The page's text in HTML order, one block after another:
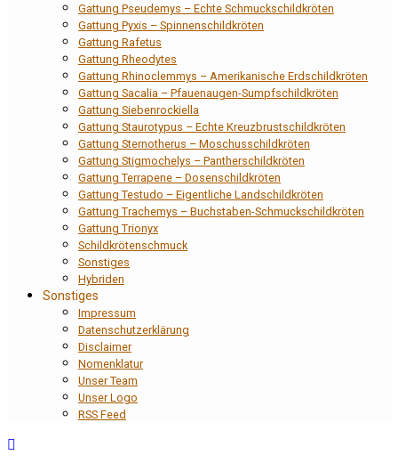
Gattung Pseudemys – Echte Schmuckschildkröten
Gattung Pyxis – Spinnenschildkröten
Gattung Rafetus
Gattung Rheodytes
Gattung Rhinoclemmys – Amerikanische Erdschildkröten
Gattung Sacalia – Pfauenaugen-Sumpfschildkröten
Gattung Siebenrockiella
Gattung Staurotypus – Echte Kreuzbrustschildkröten
Gattung Sternotherus – Moschusschildkröten
Gattung Stigmochelys – Pantherschildkröten
Gattung Terrapene – Dosenschildkröten
Gattung Testudo – Eigentliche Landschildkröten
Gattung Trachemys – Buchstaben-Schmuckschildkröten
Gattung Trionyx
Schildkrötenschmuck
Sonstiges
Hybriden
Sonstiges
Impressum
Datenschutzerklärung
Disclaimer
Nomenklatur
Unser Team
Unser Logo
RSS Feed